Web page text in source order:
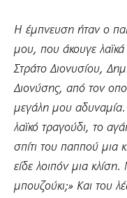
Η έμπνευση ήταν ο
μου, που άκουγε λαϊκά
Στράτο Διονυσίου,
Διονύσης, από τον
μεγάλη μου αδυναμία.
λαϊκό τραγούδι, το
σπίτι του παππού μια
είδε λοιπόν μια
μπουζούκι;» Και του